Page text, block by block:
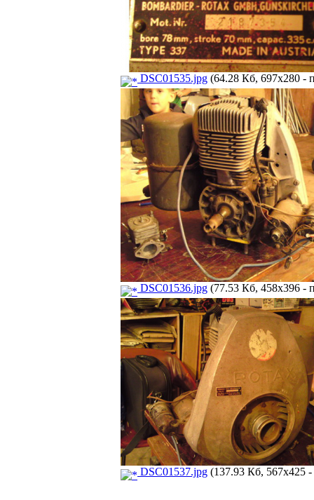
DSC01535.jpg (64.28 Кб, 697x280 -
DSC01536.jpg (77.53 Кб, 458x396 -
DSC01537.jpg (137.93 Кб, 567x425 -